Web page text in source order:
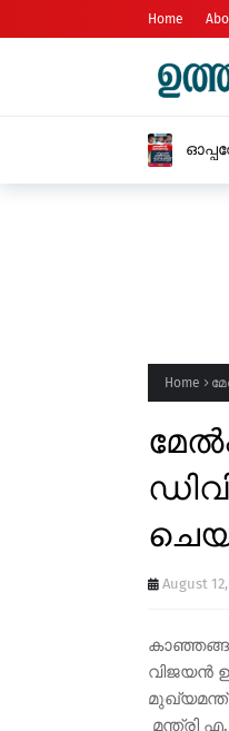
Home
Home
August 12,
വിജയൻ
മന്ത്രി